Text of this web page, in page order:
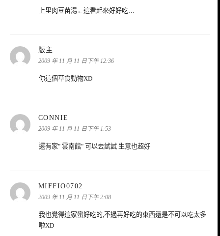
上里肉豆苗湯←這看起來好好吃…
版主
示:
2009 年 11 月 11 日下午 12:36
你這個草食動物XD
CONNIE
示:
2009 年 11 月 11 日下午 1:53
還有家" 雲南館" 可以去試試 生意也超好
MIFFIO0702
示:
2009 年 11 月 11 日下午 2:08
我也覺得這家蠻好吃的,不過再好吃的東西還是不可以吃太多
啦XD